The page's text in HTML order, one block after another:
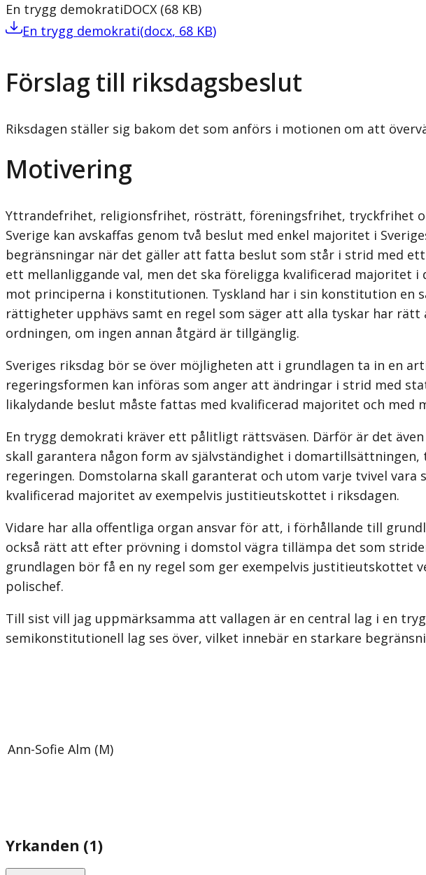
En trygg demokratiDOCX (68 KB)
En trygg demokrati(docx, 68 KB)
Förslag till riksdagsbeslut
Riksdagen ställer sig bakom det som anförs i motionen om att
Motivering
Yttrandefrihet, religionsfrihet, rösträtt, föreningsfrihet, tryckfrihet
Sverige kan avskaffas genom två beslut med enkel majoritet i
begränsningar när det gäller att fatta beslut som står i strid med
ett mellanlig­gande val, men det ska föreligga kvalificerad
mot principerna i konstitutionen. Tyskland har i sin konstitution en
rättigheter upphävs samt en regel som säger att alla tyskar har
ordningen, om ingen annan åtgärd är tillgänglig.
Sveriges riksdag bör se över möjligheten att i grundlagen ta in en
regeringsformen kan införas som anger att ändringar i strid med
likalydande beslut måste fattas med kvalificerad majoritet och med
En trygg demokrati kräver ett pålitligt rättsväsen. Därför är det
skall garantera någon form av självständighet i
regeringen. Domstolarna skall garanterat och utom varje tvivel
kvalificerad majoritet av exempelvis justitieutskottet i riksdagen.
Vidare har alla offentliga organ ansvar för att, i förhållande till
också rätt att efter pröv­ning i domstol vägra tillämpa det som
grundlagen bör få en ny regel som ger exempelvis
polischef.
Till sist vill jag uppmärksamma att vallagen är en central lag i en
semikonstitutionell lag ses över, vilket innebär en starkare
Ann-Sofie Alm (M)
Yrkanden (1)